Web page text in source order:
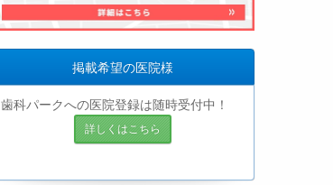
掲載希望の医院様
歯科パークへの医院登録は随時受付中！
詳しくはこちら